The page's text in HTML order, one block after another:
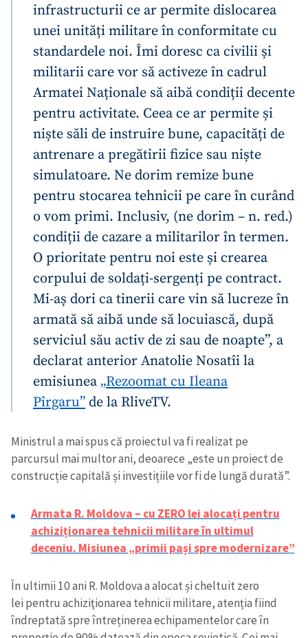
infrastructurii ce ar permite dislocarea
unei unități militare în conformitate cu
standardele noi. Îmi doresc ca civilii și
militarii care vor să activeze în cadrul
Armatei Naționale să aibă condiții decente
pentru activitate. Ceea ce ar permite și
niște săli de instruire bune, capacități de
antrenare a pregătirii fizice sau niște
simulatoare. Ne dorim remize bune
pentru stocarea tehnicii pe care în curând
o vom primi. Inclusiv, (ne dorim – n. red.)
condiții de cazare a militarilor în termen.
O prioritate pentru noi este și crearea
corpului de soldați-sergenți pe contract.
Mi-aș dori ca tinerii care vin să lucreze în
armată să aibă unde să locuiască, după
serviciul său activ de zi sau de noapte”, a
declarat anterior Anatolie Nosatîi la
emisiunea „Rezoomat cu Ileana
Pîrgaru” de la RliveTV.
Ministrul a mai spus că proiectul va fi realizat pe
parcursul mai multor ani, deoarece „este un proiect de
construcție capitală și investițiile vor fi de lungă durată”.
Armata R. Moldova – cu ZERO lei alocați pentru
achiziționarea tehnicii militare în ultimul
deceniu. Misiunea „primii pași spre modernizare”
În ultimii 10 ani R. Moldova a alocat și cheltuit zero
lei pentru achiziţionarea tehnicii militare, atenția fiind
îndreptată spre întreținerea echipamentelor care în